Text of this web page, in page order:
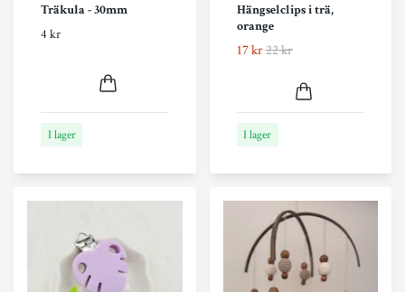
Träkula - 30mm
4 kr
I lager
Hängselclips i trä,
orange
17 kr22 kr
I lager